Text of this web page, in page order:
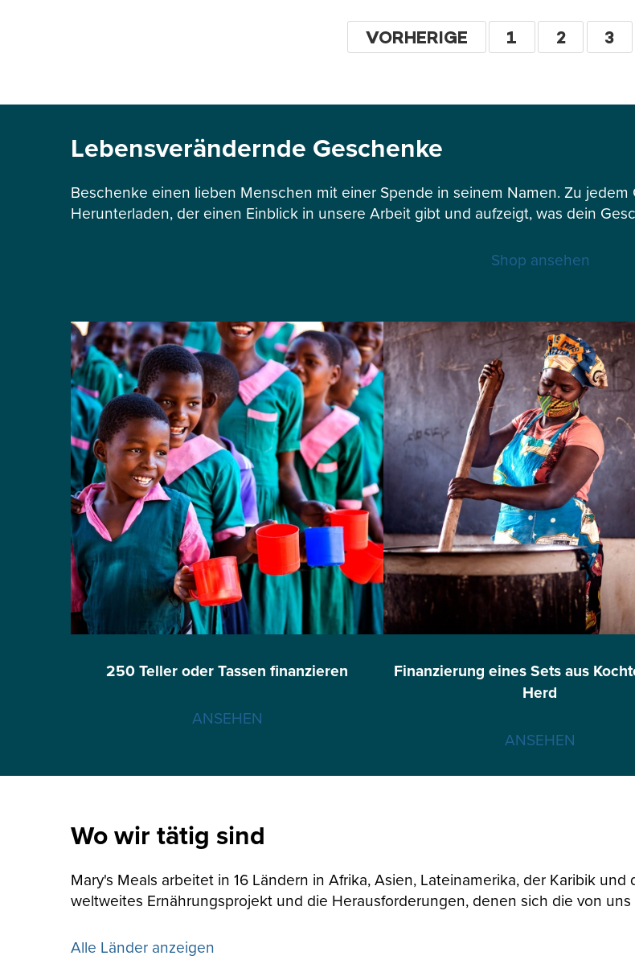
Seitennummerierung
VORHERIGE
VORHERIGE SEITE
1 SEITE
2 3
Lebensverändernde Geschenke
Beschenke einen lieben Menschen mit einer Spende in seinem Namen. Zu
Herunterladen, der einen Einblick in unsere Arbeit gibt und aufzeigt, was dein
Shop ansehen
250 Teller oder Tassen finanzieren
ANSEHEN
Finanzierung eines Sets aus
Herd
ANSEHEN
Wo wir tätig sind
Mary's Meals arbeitet in 16 Ländern in Afrika, Asien, Lateinamerika, der Karibik
weltweites Ernährungsprojekt und die Herausforderungen, denen sich die von
Alle Länder anzeigen